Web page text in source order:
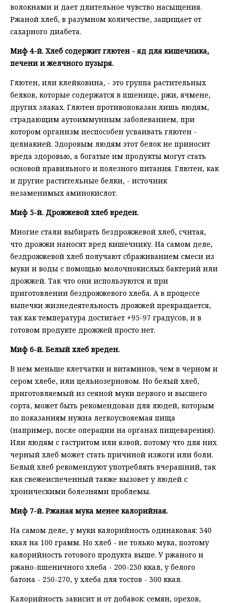
волокнами и дает длительное чувство насыщения.
Ржаной хлеб, в разумном количестве, защищает от
сахарного диабета.
Миф 4-й. Хлеб содержит глютен - яд для кишечника,
печени и желчного пузыря.
Глютен, или клейковина, - это группа растительных
белков, которые содержатся в пшенице, ржи, ячмене,
других злаках. Глютен противопоказан лишь людям,
страдающим аутоиммунным заболеванием, при
котором организм неспособен усваивать глютен -
целиакией. Здоровым людям этот белок не приносит
вреда здоровью, а богатые им продукты могут стать
основой правильного и полезного питания. Глютен, как
и другие растительные белки, - источник
незаменимых аминокислот.
Миф 5-й. Дрожжевой хлеб вреден.
Многие стали выбирать бездрожжевой хлеб, считая,
что дрожжи наносят вред кишечнику. На самом деле,
бездрожжевой хлеб получают сбраживанием смеси из
муки и воды с помощью молочнокислых бактерий или
дрожжей. Так что они используются и при
приготовлении бездрожжевого хлеба. А в процессе
выпечки жизнедеятельность дрожжей прекращается,
так как температура достигает +95-97 градусов, и в
готовом продукте дрожжей просто нет.
Миф 6-й. Белый хлеб вреден.
В нем меньше клетчатки и витаминов, чем в черном и
сером хлебе, или цельнозерновом. Но белый хлеб,
приготовляемый из сеяной муки первого и высшего
сорта, может быть рекомендован для людей, которым
по показаниям нужна легкоусвояемая пища
(например, после операции на органах пищеварения).
Или людям с гастритом или язвой, потому что для них
черный хлеб может стать причиной изжоги или боли.
Белый хлеб рекомендуют употреблять вчерашний, так
как свежеиспеченный также вызовет у людей с
хроническими болезнями проблемы.
Миф 7-й. Ржаная мука менее калорийная.
На самом деле, у муки калорийность одинаковая: 340
ккал на 100 грамм. Но хлеб - не только мука, поэтому
калорийность готового продукта выше. У ржаного и
ржано-пшеничного хлеба - 200-230 ккал, у белого
батона - 250-270, у хлеба для тостов - 300 ккал.
Калорийность зависит и от добавок: семян, орехов,